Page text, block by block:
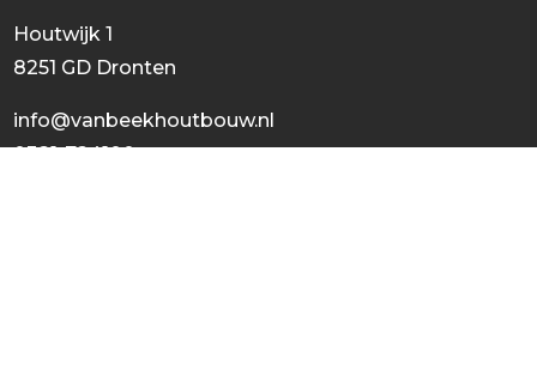
Houtwijk 1
8251 GD Dronten
info@vanbeekhoutbouw.nl
0321-724100